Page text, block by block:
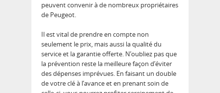
peuvent convenir à de nombreux propriétaires
de Peugeot.
Il est vital de prendre en compte non
seulement le prix, mais aussi la qualité du
service et la garantie offerte. N’oubliez pas que
la prévention reste la meilleure façon d’éviter
des dépenses imprévues. En faisant un double
de votre clé à l’avance et en prenant soin de